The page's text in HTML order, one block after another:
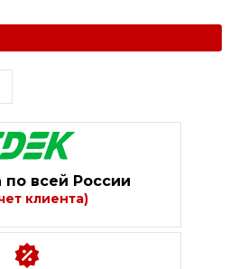
по всей России
клиента)